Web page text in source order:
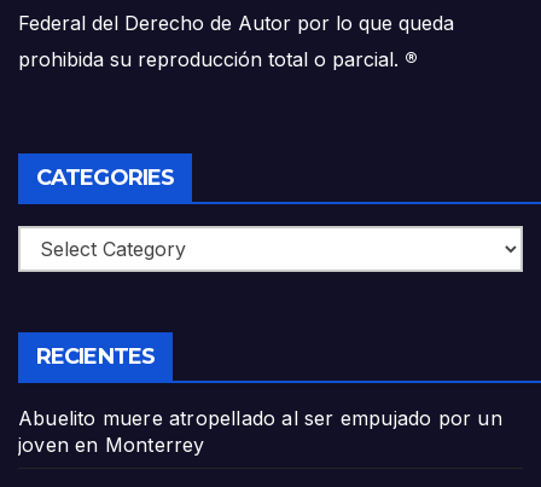
Federal del Derecho de Autor por lo que queda
prohibida su reproducción total o parcial. ®
CATEGORIES
Categories
RECIENTES
Abuelito muere atropellado al ser empujado por un
joven en Monterrey